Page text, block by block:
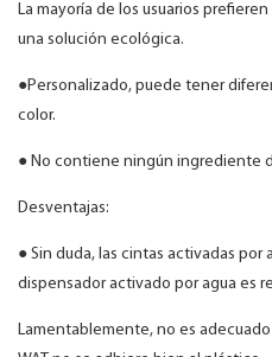
La mayoría de los usuarios
una solución ecológica.
●Personalizado, puede tener
color.
● No contiene ningún ingrediente
Desventajas:
● Sin duda, las cintas activadas por
dispensador activado por agua es
Lamentablemente, no es